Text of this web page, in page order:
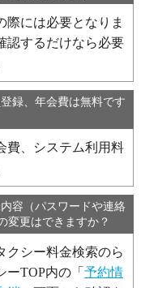
際には必要となりま
認するだけなら必要
録、年会費は無料です
費、システム利用料
容（パスワードや連絡
変更はできますか？
クシー料金検索のら
ーTOP内の「 予約情